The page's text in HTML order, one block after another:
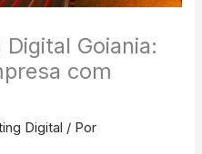
Goiania:
com
Digital / Por